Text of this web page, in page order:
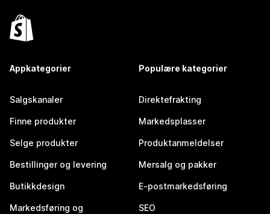
Appkategorier
Salgskanaler
Finne produkter
Selge produkter
Bestillinger og levering
Butikkdesign
Markedsføring og
Populære kategorier
Direktefrakting
Markedsplasser
Produktanmeldelser
Mersalg og pakker
E-postmarkedsføring
SEO